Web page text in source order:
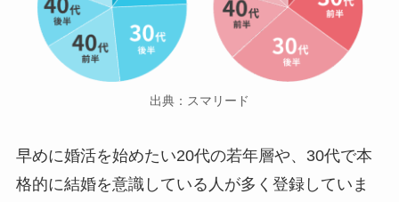
出典：スマリード
早めに婚活を始めたい20代の若年層や、30代で本
格的に結婚を意識している人が多く登録していま